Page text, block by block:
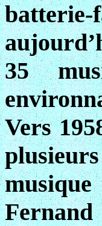
batterie-
35
Vers